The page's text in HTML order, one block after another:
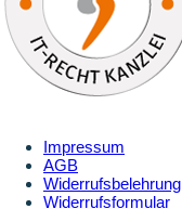
Impressum
AGB
Widerrufsbelehrung
Widerrufsformular